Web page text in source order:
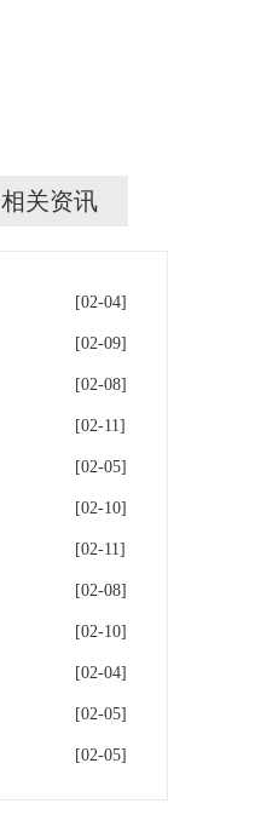
相关资讯
[02-04]
[02-09]
[02-08]
[02-11]
[02-05]
[02-10]
[02-11]
[02-08]
[02-10]
[02-04]
[02-05]
[02-05]